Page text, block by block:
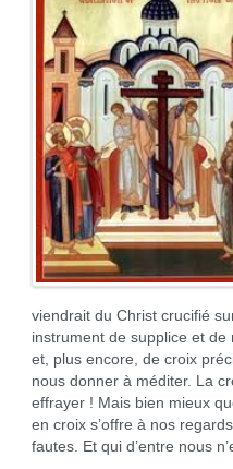
viendrait du Christ crucifié
instrument de supplice et
et, plus encore, de croix
nous donner à méditer. La
effrayer ! Mais bien mieux
en croix s’offre à nos
fautes. Et qui d’entre nous